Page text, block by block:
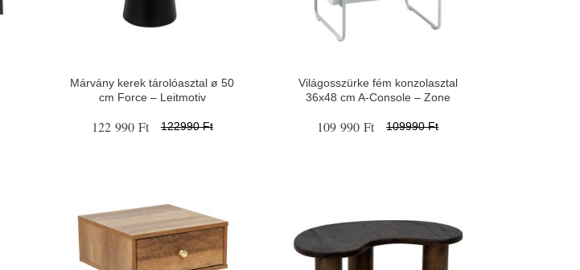
Márvány kerek tárolóasztal ø 50
cm Force – Leitmotiv
122 990 Ft 122990 Ft
Világosszürke fém konzolasztal
36x48 cm A-Console – Zone
109 990 Ft 109990 Ft